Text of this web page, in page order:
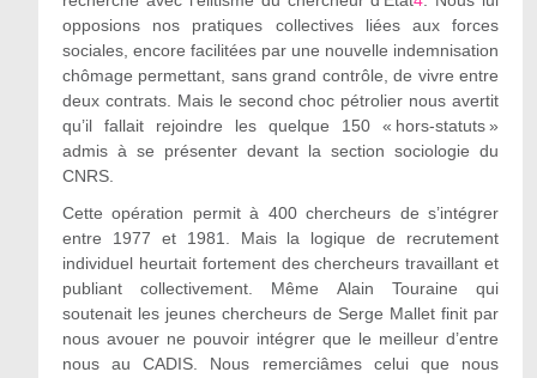
opposions nos pratiques collectives liées aux forces
sociales, encore facilitées par une nouvelle indemnisation
chômage permettant, sans grand contrôle, de vivre entre
deux contrats. Mais le second choc pétrolier nous avertit
qu’il fallait rejoindre les quelque 150 « hors-statuts »
admis à se présenter devant la section sociologie du
CNRS.
Cette opération permit à 400 chercheurs de s’intégrer
entre 1977 et 1981. Mais la logique de recrutement
individuel heurtait fortement des chercheurs travaillant et
publiant collectivement. Même Alain Touraine qui
soutenait les jeunes chercheurs de Serge Mallet finit par
nous avouer ne pouvoir intégrer que le meilleur d’entre
nous au CADIS. Nous remerciâmes celui que nous